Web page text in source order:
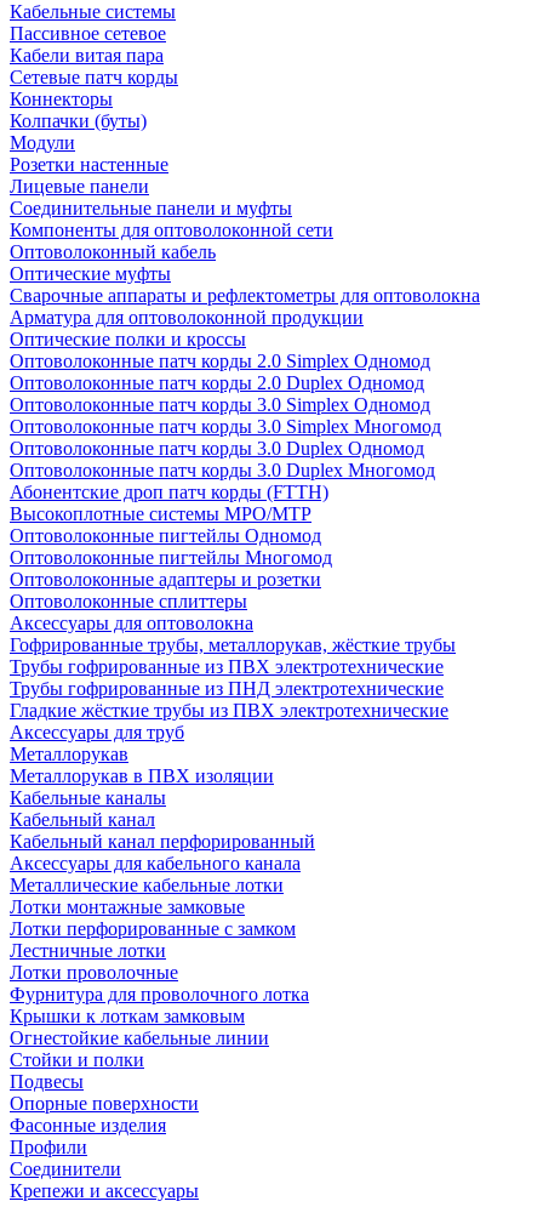
Кабельные системы
Пассивное сетевое
Кабели витая пара
Сетевые патч корды
Коннекторы
Колпачки (буты)
Модули
Розетки настенные
Лицевые панели
Соединительные панели и муфты
Компоненты для оптоволоконной сети
Оптоволоконный кабель
Оптические муфты
Сварочные аппараты и рефлектометры для оптоволокна
Арматура для оптоволоконной продукции
Оптические полки и кроссы
Оптоволоконные патч корды 2.0 Simplex Одномод
Оптоволоконные патч корды 2.0 Duplex Одномод
Оптоволоконные патч корды 3.0 Simplex Одномод
Оптоволоконные патч корды 3.0 Simplex Многомод
Оптоволоконные патч корды 3.0 Duplex Одномод
Оптоволоконные патч корды 3.0 Duplex Многомод
Абонентские дроп патч корды (FTTH)
Высокоплотные системы MPO/MTP
Оптоволоконные пигтейлы Одномод
Оптоволоконные пигтейлы Многомод
Оптоволоконные адаптеры и розетки
Оптоволоконные сплиттеры
Аксессуары для оптоволокна
Гофрированные трубы, металлорукав, жёсткие трубы
Трубы гофрированные из ПВХ электротехнические
Трубы гофрированные из ПНД электротехнические
Гладкие жёсткие трубы из ПВХ электротехнические
Аксессуары для труб
Металлорукав
Металлорукав в ПВХ изоляции
Кабельные каналы
Кабельный канал
Кабельный канал перфорированный
Аксессуары для кабельного канала
Металлические кабельные лотки
Лотки монтажные замковые
Лотки перфорированные с замком
Лестничные лотки
Лотки проволочные
Фурнитура для проволочного лотка
Крышки к лоткам замковым
Огнестойкие кабельные линии
Стойки и полки
Подвесы
Опорные поверхности
Фасонные изделия
Профили
Соединители
Крепежи и аксессуары